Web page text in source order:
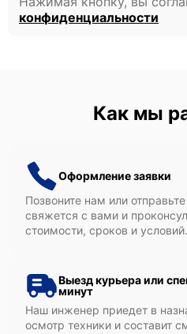
конфиденциальности
Как мы
Оформление заявки
Позвоните нам или
свяжется с вами и
стоимости, сроков и условий.
Выезд курьера или
минут
Наш инженер приедет в
осмотр техники и составит